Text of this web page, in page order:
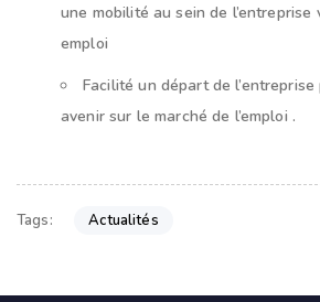
une mobilité au sein de l’entreprise
emploi
Facilité un départ de l’entreprise
avenir sur le marché de l’emploi .
Tags: Actualités